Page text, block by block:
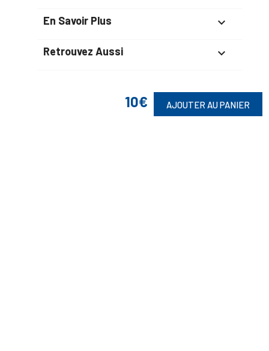
10€ AJOUTER AU PANIER
En Savoir Plus 
Retrouvez Aussi 
Suivez-Nous